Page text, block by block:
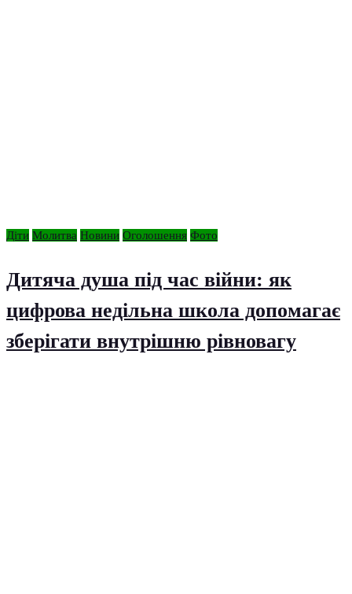
Діти Молитва Новини Оголошення Фото
Дитяча душа під час війни: як
цифрова недільна школа допомагає
зберігати внутрішню рівновагу